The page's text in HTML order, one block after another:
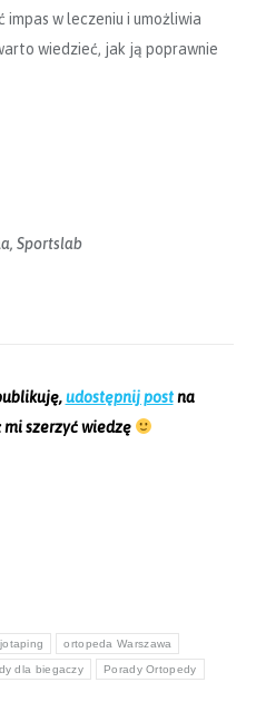
w leczeniu i umożliwia
wiedzieć, jak ją poprawnie
Sportslab
udostępnij post na
mi szerzyć wiedzę
ortopeda Warszawa
dla biegaczy Porady Ortopedy